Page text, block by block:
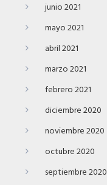
junio 2021
mayo 2021
abril 2021
marzo 2021
febrero 2021
diciembre 2020
noviembre 2020
octubre 2020
septiembre 2020